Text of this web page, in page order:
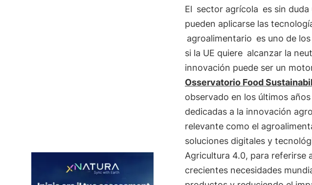
El sector agrícola es sin
pueden aplicarse las
agroalimentario es uno de
si la UE quiere alcanzar la
innovación puede ser un
Osservatorio Food
observado en los últimos años
dedicadas a la innovación
relevante como el
soluciones digitales y
Agricultura 4.0, para referirse
crecientes necesidades